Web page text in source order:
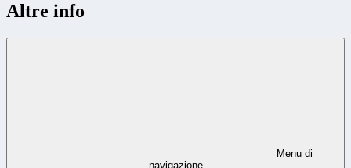
Altre info
Menu di
navigazione